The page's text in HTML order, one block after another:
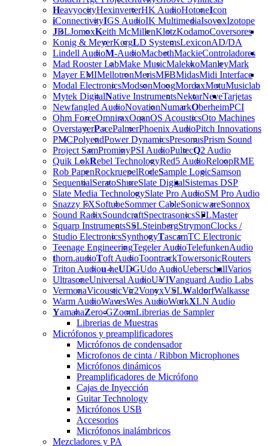
HeavyocityHexinverterHK AudioHotoneIcon
iConnectivityIGS AudioIK MultimediaIsovoxIzotope
JBLJomoxKeith McMillenKlotzKodamo
Konig & MeyerKorgLD SystemsLexicon
Lindell AudioM-AudioMacbethMackie
Mad Rooster LabMake MusicMalekkoManleyMark
Mayer EMIMellotronMerisMFBMidas
Modal ElectronicsModsonMoogMordaxMotuMusiclab
Mytek DigitalNative InstrumentsNektarNeve
Newfangled AudioNovationNumarkOberheim
Ohm ForceOmniraxOqanOS AcousticsOto Machines
OverstayerPacePalmerPhoenix AudioPitch Innovations
PMCPolyendPower DynamicsPresonusPrism Sound
Project SamProminyPSI AudioPultecQ2 Audio
Quik LokRebel TechnologyRed5 AudioReloopRME
Rob PapenRockruepelRodeSample LogicSamson
SequentialSeratoShureSlate Digital
Slate Media TechnologySlate Pro AudioSM Pro Audio
Snazzy FXSoftubeSommer CableSonicwareSonnox
Sound RadixSoundcraftSpectrasonicsSPL
Squarp InstrumentsSSLSteinbergStrymon
Studio ElectronicsSynthogyTascamTC Electronic
Teenage EngineeringTegeler AudioTelefunken
thorn.audioToft AudioToontrackTowersonic
Triton Audiou-heUDGUdo AudioUeberschall
UltrasoneUniversal AudioUVIVanguard Audio Labs
VermonaVicousticVir2VonyxVSLWaldorfWalkasse
Warm AudioWavesWes AudioWorkXLN Audio
YamahaZero-GZoom
Coversores
AD/DA
Controladores
Midi Interface
Tarjetas
PCI
Sistemas DSP
Master
Clocks /
Audio
Routers
Varios
Librerias de Sampler
Librerias de Muestras
Micrófonos y preamplificadores
Micrófonos de condensador
Microfonos de cinta / Ribbon Microphones
Micrófonos dinámicos
Preamplificadores de Micrófono
Cajas de Inyección
Guitar Technology
Micrófonos USB
Accesorios
Micrófonos inalámbricos
Mezcladores y PA